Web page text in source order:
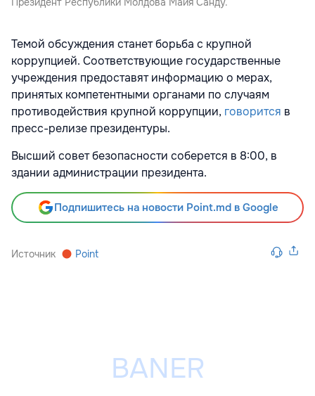
Темой обсуждения станет борьба с крупной
коррупцией. Соответствующие государственные
учреждения предоставят информацию о мерах,
принятых компетентными органами по случаям
противодействия крупной коррупции, говорится в
пресс-релизе президентуры.
Высший совет безопасности соберется в 8:00, в
здании администрации президента.
Подпишитесь на новости Point.md в Google
Источник Point